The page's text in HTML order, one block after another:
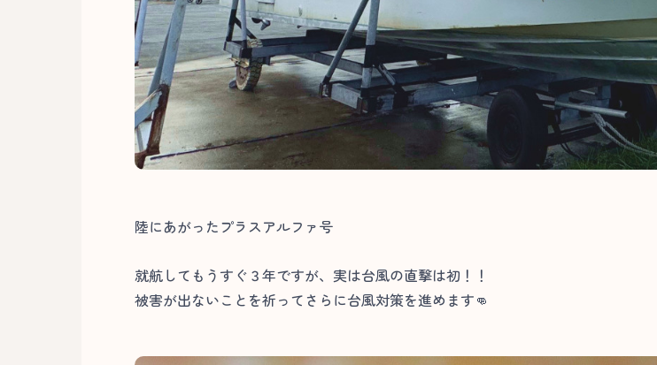
陸にあがったプラスアルファ号
就航してもうすぐ３年ですが、実は台風の直撃は初！！
被害が出ないことを祈ってさらに台風対策を進めます👊